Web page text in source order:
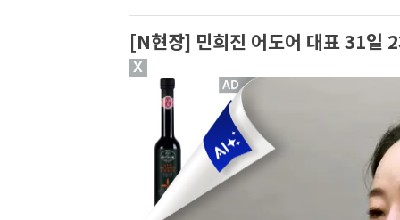
[N현장] 민희진 어도어 대표 31일
X